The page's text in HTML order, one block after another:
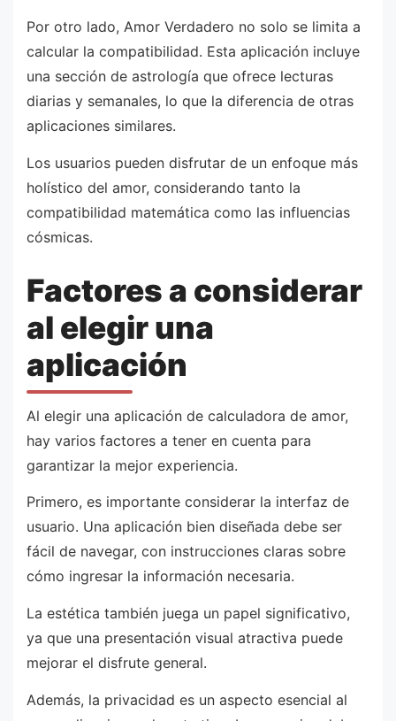
Por otro lado, Amor Verdadero no solo se limita a
calcular la compatibilidad. Esta aplicación incluye
una sección de astrología que ofrece lecturas
diarias y semanales, lo que la diferencia de otras
aplicaciones similares.
Los usuarios pueden disfrutar de un enfoque más
holístico del amor, considerando tanto la
compatibilidad matemática como las influencias
cósmicas.
Factores a considerar
al elegir una
aplicación
Al elegir una aplicación de calculadora de amor,
hay varios factores a tener en cuenta para
garantizar la mejor experiencia.
Primero, es importante considerar la interfaz de
usuario. Una aplicación bien diseñada debe ser
fácil de navegar, con instrucciones claras sobre
cómo ingresar la información necesaria.
La estética también juega un papel significativo,
ya que una presentación visual atractiva puede
mejorar el disfrute general.
Además, la privacidad es un aspecto esencial al